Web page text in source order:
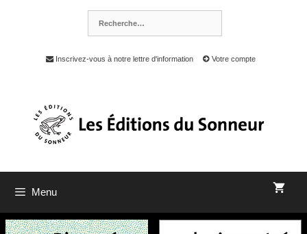
Inscrivez-vous à notre lettre d'information Votre compte
Menu